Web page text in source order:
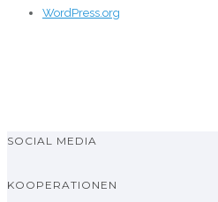
WordPress.org
SOCIAL MEDIA
KOOPERATIONEN